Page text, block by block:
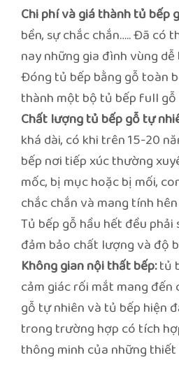
Chi phí và giá thành tủ bếp
bền, sự chắc chắn….. Đã có
nay những gia đình vùng
Đóng tủ bếp bằng gỗ toàn
thành một bộ tủ bếp full
Chất lượng tủ bếp gỗ tự
khá dài, có khi trên 15-20
bếp nơi tiếp xúc thường
mốc, bị mục hoặc bị mối,
chắc chắn và mang tính
Tủ bếp gỗ hầu hết đều
đảm bảo chất lượng và độ
Không gian nội thất bếp:tủ
cảm giác rối mắt mang đến
gỗ tự nhiên và tủ bếp hiện
trong trường hợp có tích
thông minh của những